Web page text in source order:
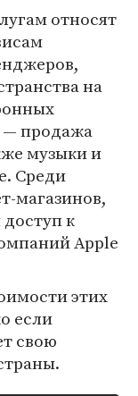
относят
на
— продажа
музыки и
Среди
магазинов,
к
Apple
этих
если
свою